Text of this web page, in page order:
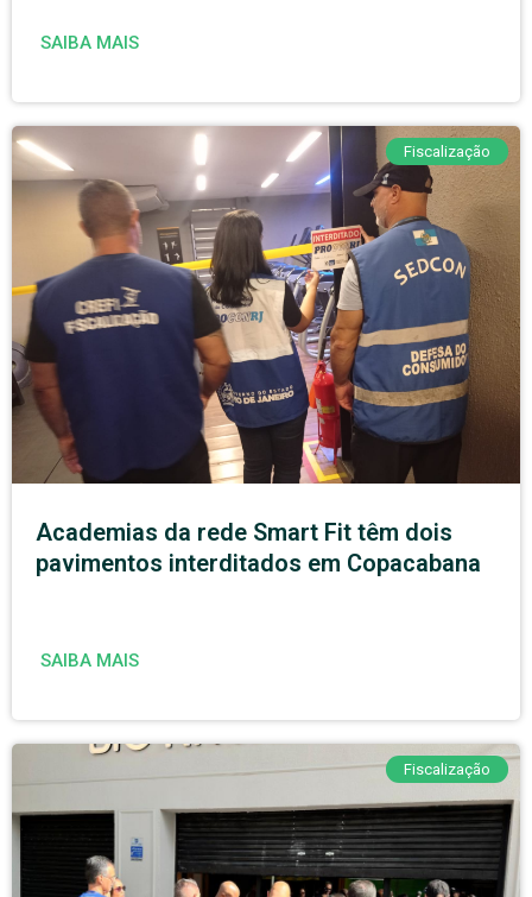
SAIBA MAIS
Fiscalização
Academias da rede Smart Fit têm dois
pavimentos interditados em Copacabana
SAIBA MAIS
Fiscalização